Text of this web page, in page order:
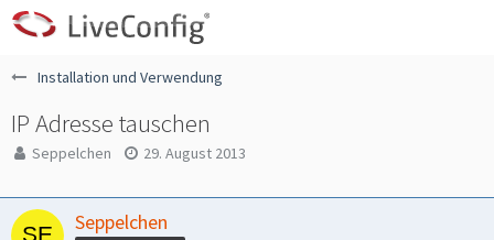
Installation und Verwendung
IP Adresse tauschen
Seppelchen 29. August 2013
Seppelchen